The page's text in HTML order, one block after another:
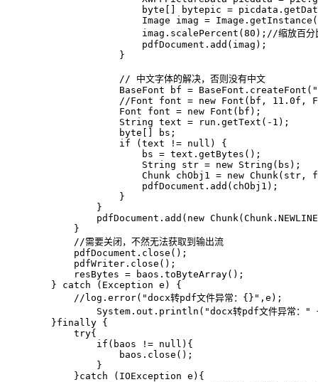
byte[] bytepic =
Image imag =
imag.scalePercent(80);//缩放百分
                        pdfDocument.add(imag);
                    }
                    // 中文字体的解决，否则没有中文
BaseFont bf =
//Font font = new Font(bf, 11.0f,
                    Font font = new Font(bf);
                    String text = run.getText(-1);
                    byte[] bs;
                    if (text != null) {
                        bs = text.getBytes();
                        String str = new String(bs);
Chunk chObj1 = new Chunk(str,
                        pdfDocument.add(chObj1);
                    }
                }
pdfDocument.add(new
            }
            //需要关闭，不然无法获取到输出流
            pdfDocument.close();
            pdfWriter.close();
            resBytes = baos.toByteArray();
        } catch (Exception e) {
            //log.error("docx转pdf文件异常：{}",e);
System.out.println("docx转pdf文件异常："
        }finally {
            try{
                if(baos != null){
                    baos.close();
                }
            }catch (IOException e){